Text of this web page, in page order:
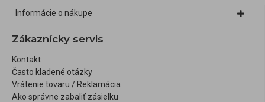
Informácie o nákupe
Zákaznícky servis
Kontakt
Často kladené otázky
Vrátenie tovaru / Reklamácia
Ako správne zabaliť zásielku